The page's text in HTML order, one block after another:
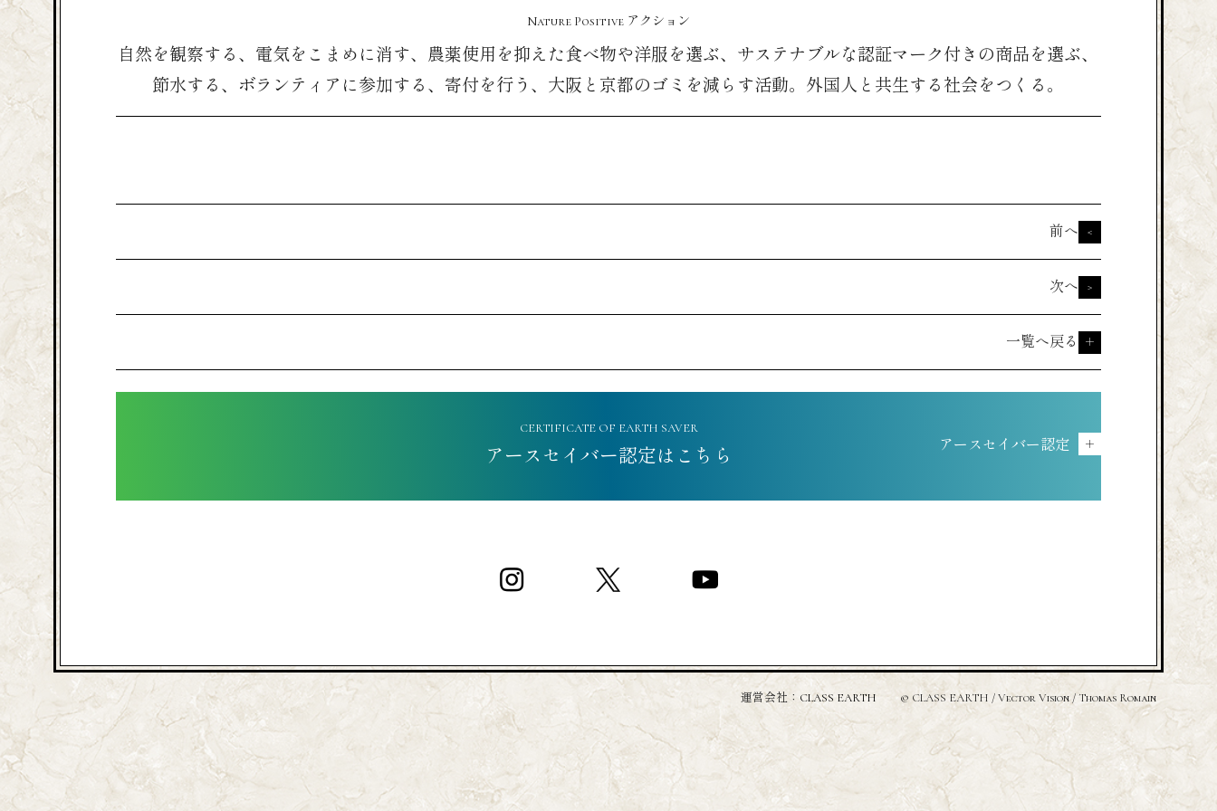
Nature Positive アクション
自然を観察する、電気をこまめに消す、農薬使用を抑えた食べ物や洋服を選ぶ、サステナブルな認証マーク付きの商品を選ぶ、
節水する、ボランティアに参加する、寄付を行う、大阪と京都のゴミを減らす活動。外国人と共生する社会をつくる。
前へ <
次へ >
一覧へ戻る ＋
CERTIFICATE OF EARTH SAVER
アースセイバー認定はこちら アースセイバー認定 ＋
運営会社： CLASS EARTH © CLASS EARTH / Vector Vision / Thomas Romain